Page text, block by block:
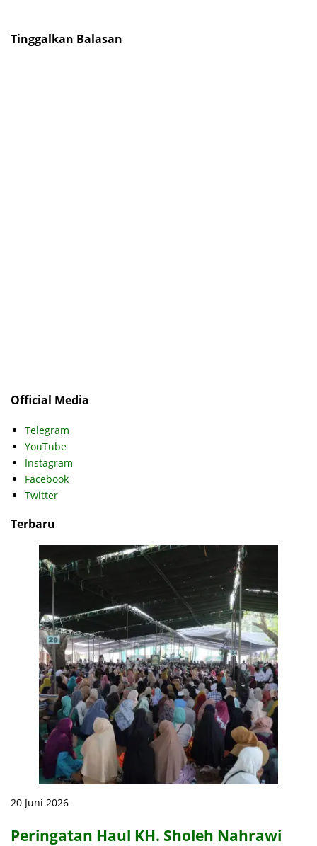
Tinggalkan Balasan
Official Media
Telegram
YouTube
Instagram
Facebook
Twitter
Terbaru
20 Juni 2026
Peringatan Haul KH. Sholeh Nahrawi